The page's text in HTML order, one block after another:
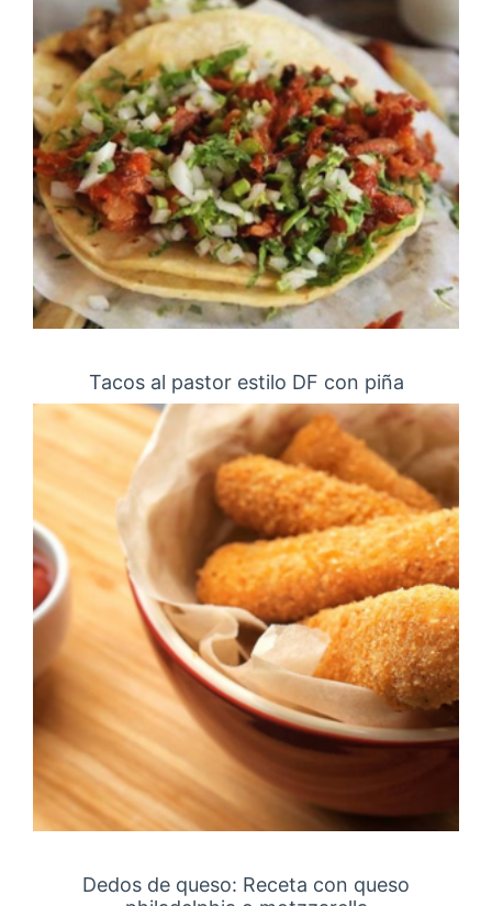
Tacos al pastor estilo DF con piña
Dedos de queso: Receta con queso